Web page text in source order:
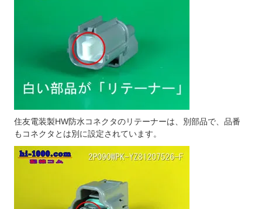
住友電装製HW防水コネクタのリテーナーは、別部品で、品番
もコネクタとは別に設定されています。